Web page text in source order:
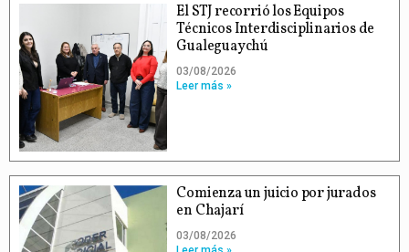
El STJ recorrió los Equipos
Técnicos Interdisciplinarios de
Gualeguaychú
03/08/2026
Leer más »
Comienza un juicio por jurados
en Chajarí
03/08/2026